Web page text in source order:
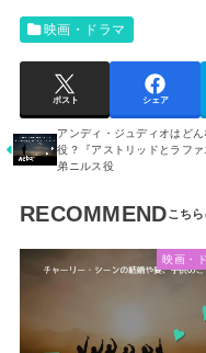
映画・ドラマ
ポスト シェア
アンディ・ジュディオはど
役？『アストリッドとラファ
弟ニルス役
RECOMMEND
映画・